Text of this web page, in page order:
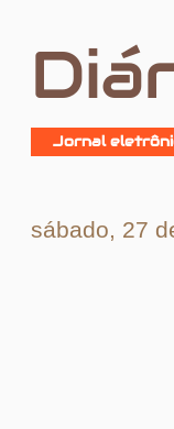
Jornal
sábado, 27